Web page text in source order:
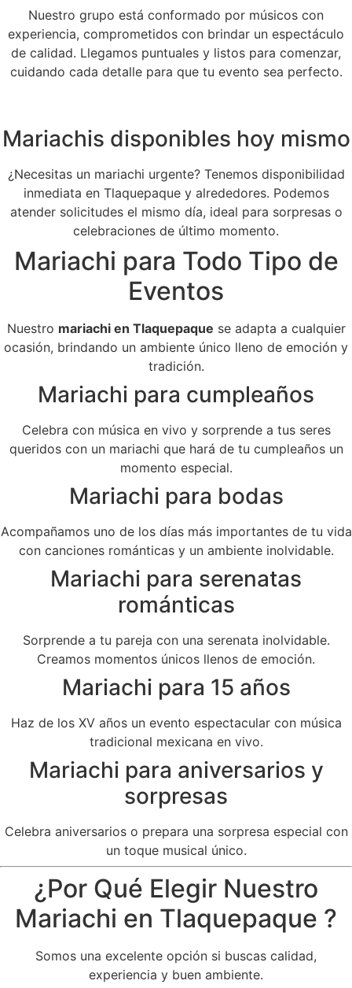
Nuestro grupo está conformado por músicos con
experiencia, comprometidos con brindar un espectáculo
de calidad. Llegamos puntuales y listos para comenzar,
cuidando cada detalle para que tu evento sea perfecto.
Mariachis disponibles hoy mismo
¿Necesitas un mariachi urgente? Tenemos disponibilidad
inmediata en Tlaquepaque y alrededores. Podemos
atender solicitudes el mismo día, ideal para sorpresas o
celebraciones de último momento.
Mariachi para Todo Tipo de
Eventos
Nuestro mariachi en Tlaquepaque se adapta a cualquier
ocasión, brindando un ambiente único lleno de emoción y
tradición.
Mariachi para cumpleaños
Celebra con música en vivo y sorprende a tus seres
queridos con un mariachi que hará de tu cumpleaños un
momento especial.
Mariachi para bodas
Acompañamos uno de los días más importantes de tu vida
con canciones románticas y un ambiente inolvidable.
Mariachi para serenatas
románticas
Sorprende a tu pareja con una serenata inolvidable.
Creamos momentos únicos llenos de emoción.
Mariachi para 15 años
Haz de los XV años un evento espectacular con música
tradicional mexicana en vivo.
Mariachi para aniversarios y
sorpresas
Celebra aniversarios o prepara una sorpresa especial con
un toque musical único.
¿Por Qué Elegir Nuestro
Mariachi en Tlaquepaque ?
Somos una excelente opción si buscas calidad,
experiencia y buen ambiente.